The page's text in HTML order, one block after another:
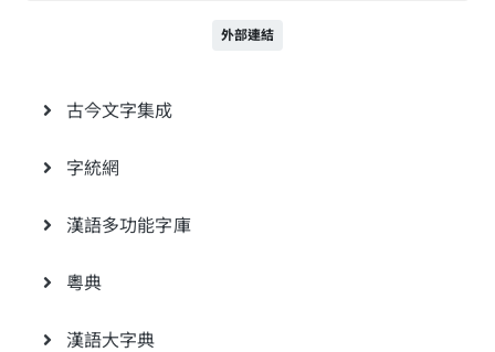
外部連結
古今文字集成
字統網
漢語多功能字庫
粵典
漢語大字典